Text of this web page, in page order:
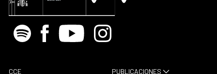
Spotify Facebook
Youtube Instagram
CCE PUBLICACIONES